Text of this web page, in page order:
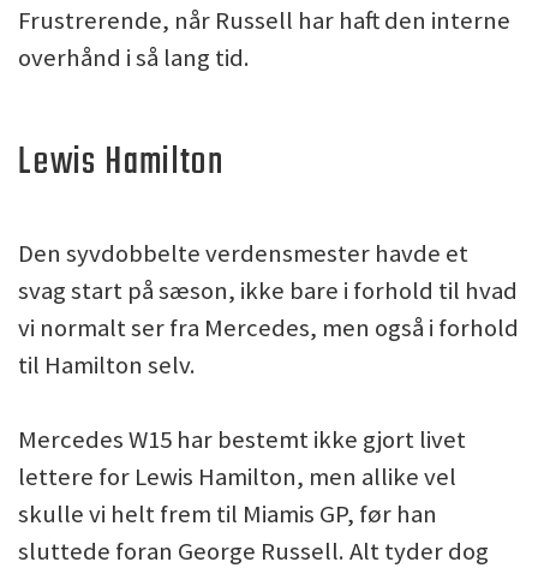
Frustrerende, når Russell har haft den interne
overhånd i så lang tid.
Lewis Hamilton
Den syvdobbelte verdensmester havde et
svag start på sæson, ikke bare i forhold til hvad
vi normalt ser fra Mercedes, men også i forhold
til Hamilton selv.
Mercedes W15 har bestemt ikke gjort livet
lettere for Lewis Hamilton, men allike vel
skulle vi helt frem til Miamis GP, før han
sluttede foran George Russell. Alt tyder dog